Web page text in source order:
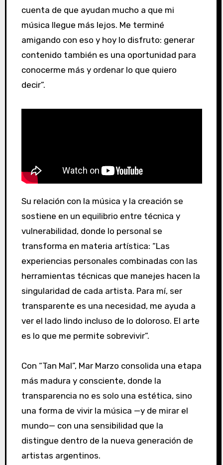
cuenta de que ayudan mucho a que mi
música llegue más lejos. Me terminé
amigando con eso y hoy lo disfruto: generar
contenido también es una oportunidad para
conocerme más y ordenar lo que quiero
decir”.
Su relación con la música y la creación se
sostiene en un equilibrio entre técnica y
vulnerabilidad, donde lo personal se
transforma en materia artística: “Las
experiencias personales combinadas con las
herramientas técnicas que manejes hacen la
singularidad de cada artista. Para mí, ser
transparente es una necesidad, me ayuda a
ver el lado lindo incluso de lo doloroso. El arte
es lo que me permite sobrevivir”.
Con “Tan Mal”, Mar Marzo consolida una etapa
más madura y consciente, donde la
transparencia no es solo una estética, sino
una forma de vivir la música —y de mirar el
mundo— con una sensibilidad que la
distingue dentro de la nueva generación de
artistas argentinos.